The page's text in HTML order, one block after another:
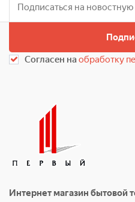
Согласен наобработку
Интернет магазин бытовой